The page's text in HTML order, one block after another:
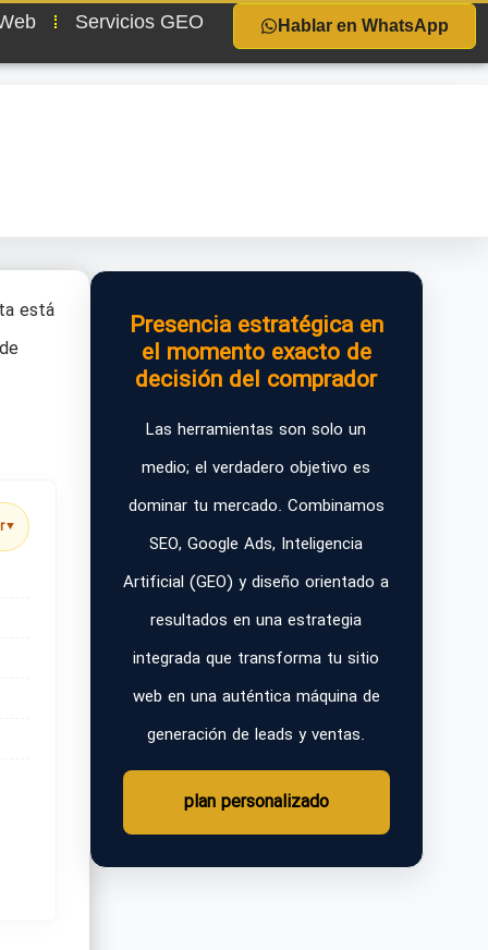
Servicios GEO Hablar en WhatsApp
está
▼
Presencia estratégica en
el momento exacto de
decisión del comprador
Las herramientas son solo un
medio; el verdadero objetivo es
dominar tu mercado. Combinamos
SEO, Google Ads, Inteligencia
Artificial (GEO) y diseño orientado a
resultados en una estrategia
integrada que transforma tu sitio
web en una auténtica máquina de
generación de leads y ventas.
plan personalizado